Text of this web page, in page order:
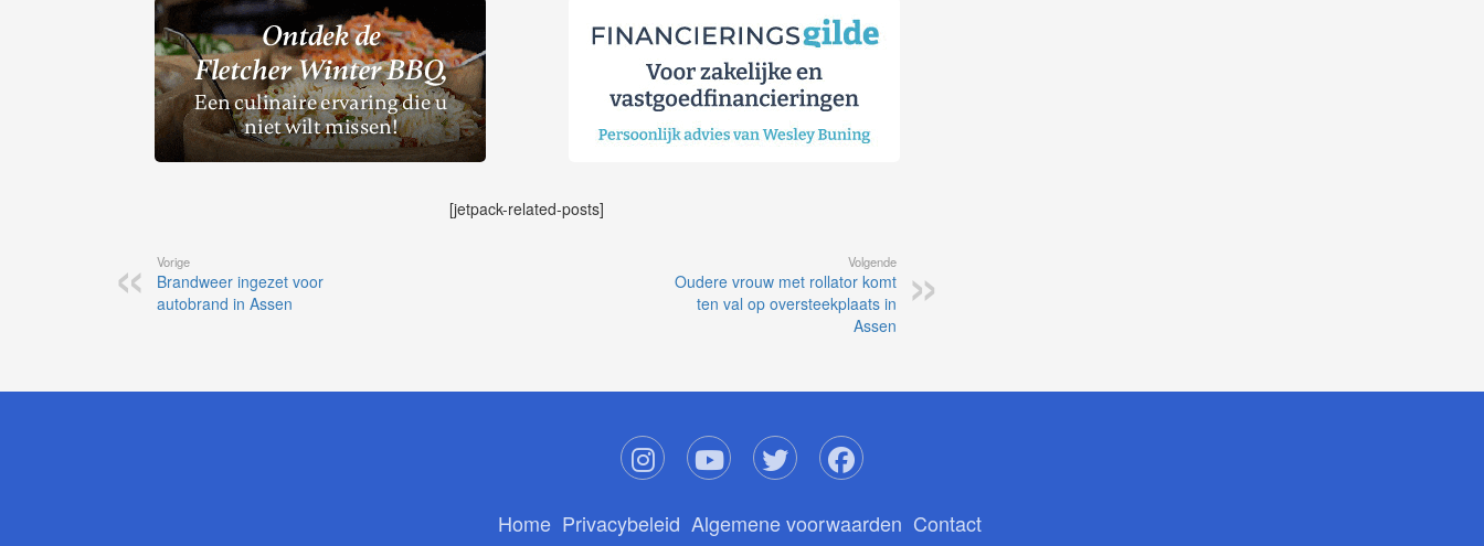
[jetpack-related-posts]
Vorige
Brandweer ingezet voor
autobrand in Assen
Volgende
Oudere vrouw met rollator komt
ten val op oversteekplaats in
Assen
Home Privacybeleid Algemene voorwaarden Contact